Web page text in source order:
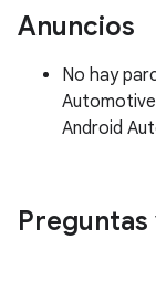
Anuncios
No hay
Android